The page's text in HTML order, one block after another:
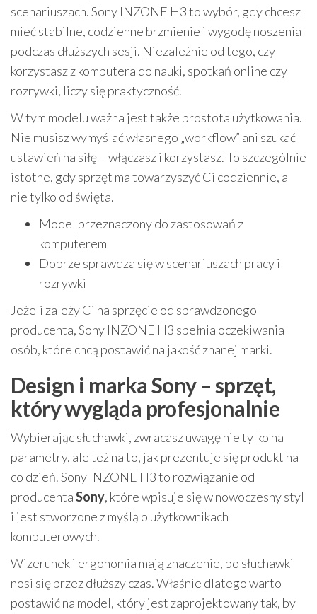
scenariuszach. Sony INZONE H3 to wybór, gdy chcesz
mieć stabilne, codzienne brzmienie i wygodę noszenia
podczas dłuższych sesji. Niezależnie od tego, czy
korzystasz z komputera do nauki, spotkań online czy
rozrywki, liczy się praktyczność.
W tym modelu ważna jest także prostota użytkowania.
Nie musisz wymyślać własnego „workflow” ani szukać
ustawień na siłę – włączasz i korzystasz. To szczególnie
istotne, gdy sprzęt ma towarzyszyć Ci codziennie, a
nie tylko od święta.
Model przeznaczony do zastosowań z
komputerem
Dobrze sprawdza się w scenariuszach pracy i
rozrywki
Jeżeli zależy Ci na sprzęcie od sprawdzonego
producenta, Sony INZONE H3 spełnia oczekiwania
osób, które chcą postawić na jakość znanej marki.
Design i marka Sony – sprzęt,
który wygląda profesjonalnie
Wybierając słuchawki, zwracasz uwagę nie tylko na
parametry, ale też na to, jak prezentuje się produkt na
co dzień. Sony INZONE H3 to rozwiązanie od
producentaSony, które wpisuje się w nowoczesny styl
i jest stworzone z myślą o użytkownikach
komputerowych.
Wizerunek i ergonomia mają znaczenie, bo słuchawki
nosi się przez dłuższy czas. Właśnie dlatego warto
postawić na model, który jest zaprojektowany tak, by